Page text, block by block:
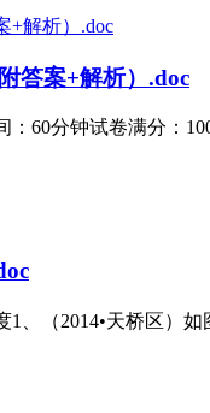
答案+解析）.doc
：60分钟试卷满分：
、（2014•天桥区）